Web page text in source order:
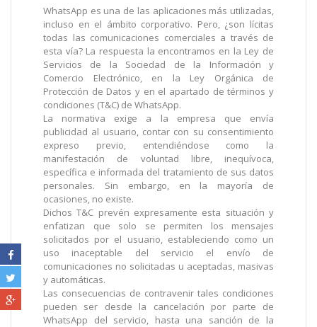
WhatsApp es una de las aplicaciones más utilizadas,
incluso en el ámbito corporativo. Pero, ¿son lícitas
todas las comunicaciones comerciales a través de
esta vía? La respuesta la encontramos en la Ley de
Servicios de la Sociedad de la Información y
Comercio Electrónico, en la Ley Orgánica de
Protección de Datos y en el apartado de términos y
condiciones (T&C) de WhatsApp.
La normativa exige a la empresa que envía
publicidad al usuario, contar con su consentimiento
expreso previo, entendiéndose como la
manifestación de voluntad libre, inequívoca,
específica e informada del tratamiento de sus datos
personales. Sin embargo, en la mayoría de
ocasiones, no existe.
Dichos T&C prevén expresamente esta situación y
enfatizan que solo se permiten los mensajes
solicitados por el usuario, estableciendo como un
uso inaceptable del servicio el envío de
comunicaciones no solicitadas u aceptadas, masivas
y automáticas.
Las consecuencias de contravenir tales condiciones
pueden ser desde la cancelación por parte de
WhatsApp del servicio, hasta una sanción de la